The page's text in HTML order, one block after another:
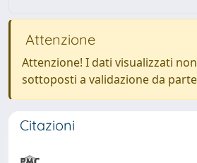
Attenzione
Attenzione! I dati visualizzati
sottoposti a validazione da
Citazioni